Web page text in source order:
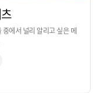
에서 널리 알리고 싶은 메